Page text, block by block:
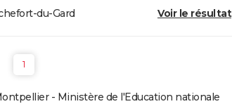
du-Gard Voir le résultat
1
- Ministère de l'Education nationale